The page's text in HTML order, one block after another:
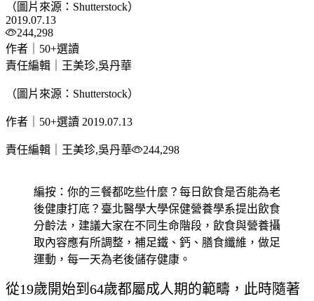
（圖片來源：Shutterstock）
2019.07.13
244,298
作者｜50+選讀
責任編輯｜王美珍,吳丹華
（圖片來源：Shutterstock）
作者｜50+選讀 2019.07.13
責任編輯｜王美珍,吳丹華 244,298
編按：你的三餐都吃些什麼？每日飲食是否能為老
後健康打底？臺北醫學大學保健營養學系提出飲食
分齡法，建議大家在不同生命階段，飲食與營養攝
取內容應有所調整，補足鐵、鈣、膳食纖維，做足
運動，每一天為老後儲存健康。
從19歲開始到64歲都屬成人期的範疇，此時隨著